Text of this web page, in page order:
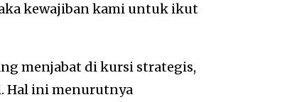
kewajiban kami untuk ikut
menjabat di kursi strategis,
Hal ini menurutnya